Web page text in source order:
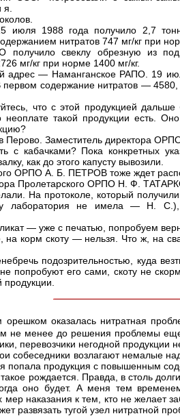
я.
июля 1988 года получило 2,7
нитратов 747 мг/кг при
получило свеклу обрезную из
мг/кг при норме 1400 мг/кг.
адрес — Наманганское РАПО. 19
первом содержание нитратов —
что с этой продукцией
такой продукции есть.
Перово. Заместитель директора
с кабачками? Пока конкретных
как до этого капусту вывозили.
ОРПО А. Б. ПЕТРОВ тоже ждет
Пролетарского ОРПО Н. Ф.
На протоколе, который
лаборатория не имела — Н. С.),
— уже с печатью, попробуем
на корм скоту — нельзя. Что ж, на
подозрительностью, куда
попробуют его сами, скоту не
продукции.
орешком оказалась нитратная
не менее до решения проблемы
перевозчики негодной продукции
собеседники возлагают немалые
попала продукция с повышенным
такое рождается. Правда, в столь
оно будет. А меня тем
наказания к тем, кто не желает
развязать тугой узел нитратной